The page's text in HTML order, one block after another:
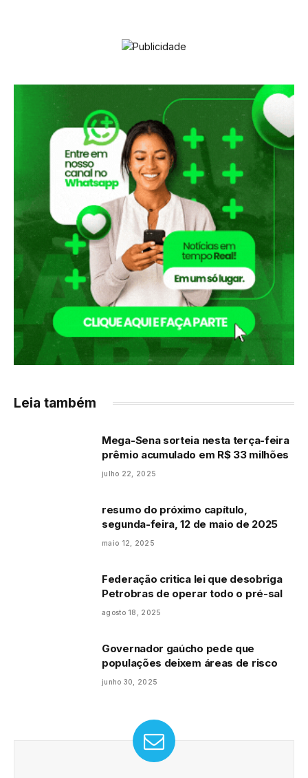
Leia também
Mega-Sena sorteia nesta terça-feira
prêmio acumulado em R$ 33 milhões
julho 22, 2025
resumo do próximo capítulo,
segunda-feira, 12 de maio de 2025
maio 12, 2025
Federação critica lei que desobriga
Petrobras de operar todo o pré-sal
agosto 18, 2025
Governador gaúcho pede que
populações deixem áreas de risco
junho 30, 2025